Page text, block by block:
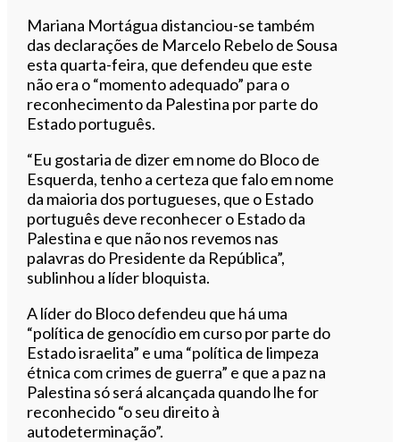
Mariana Mortágua distanciou-se também
das declarações de Marcelo Rebelo de Sousa
esta quarta-feira, que defendeu que este
não era o “momento adequado” para o
reconhecimento da Palestina por parte do
Estado português.
“Eu gostaria de dizer em nome do Bloco de
Esquerda, tenho a certeza que falo em nome
da maioria dos portugueses, que o Estado
português deve reconhecer o Estado da
Palestina e que não nos revemos nas
palavras do Presidente da República”,
sublinhou a líder bloquista.
A líder do Bloco defendeu que há uma
“política de genocídio em curso por parte do
Estado israelita” e uma “política de limpeza
étnica com crimes de guerra” e que a paz na
Palestina só será alcançada quando lhe for
reconhecido “o seu direito à
autodeterminação”.